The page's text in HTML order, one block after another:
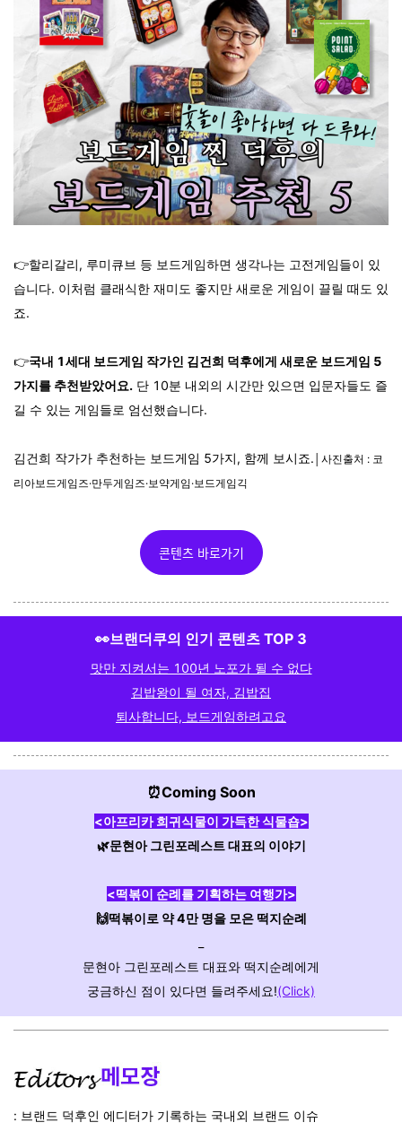
👉할리갈리, 루미큐브 등 보드게임하면 생각나는 고전게임들이 있
습니다. 이처럼 클래식한 재미도 좋지만 새로운 게임이 끌릴 때도 있
죠.
👉국내 1세대 보드게임 작가인 김건희 덕후에게 새로운 보드게임 5
가지를 추천받았어요. 단 10분 내외의 시간만 있으면 입문자들도 즐
길 수 있는 게임들로 엄선했습니다.
김건희 작가가 추천하는 보드게임 5가지, 함께 보시죠. │사진출처 : 코
리아보드게임즈·만두게임즈·보약게임·보드게임긱
콘텐츠 바로가기
👀브랜더쿠의 인기 콘텐츠 TOP 3
맛만 지켜서는 100년 노포가 될 수 없다
김밥왕이 될 여자, 김밥집
퇴사합니다, 보드게임하려고요
⏰Coming Soon
<아프리카 희귀식물이 가득한 식물숍>
🌿문현아 그린포레스트 대표의 이야기
<떡볶이 순례를 기획하는 여행가>
🙌떡볶이로 약 4만 명을 모은 떡지순례
문현아 그린포레스트 대표와 떡지순례에게
궁금하신 점이 있다면 들려주세요!(Click)
: 브랜드 덕후인 에디터가 기록하는 국내외 브랜드 이슈